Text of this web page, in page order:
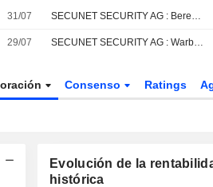
31/07 SECUNET SECURITY AG : Berenberg reitera su recomendación de compra
29/07 SECUNET SECURITY AG : Warburg Research reitera su recomendación de compra
Consenso Ratings
Evolución de la
histórica